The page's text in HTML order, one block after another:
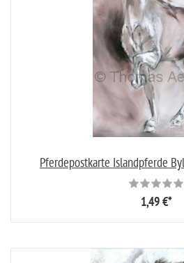
Pferdepostkarte Islandpferde
1,49 €*